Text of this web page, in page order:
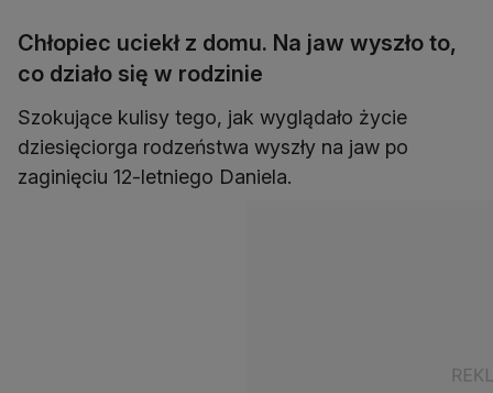
Chłopiec uciekł z domu. Na jaw wyszło to,
co działo się w rodzinie
Szokujące kulisy tego, jak wyglądało życie
dziesięciorga rodzeństwa wyszły na jaw po
zaginięciu 12-letniego Daniela.